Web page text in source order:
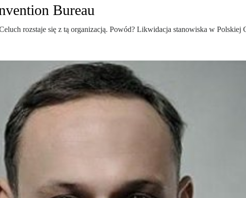
Bureau
rozstaje się z tą organizacją. Powód? Likwidacja stanowiska w Polskiej